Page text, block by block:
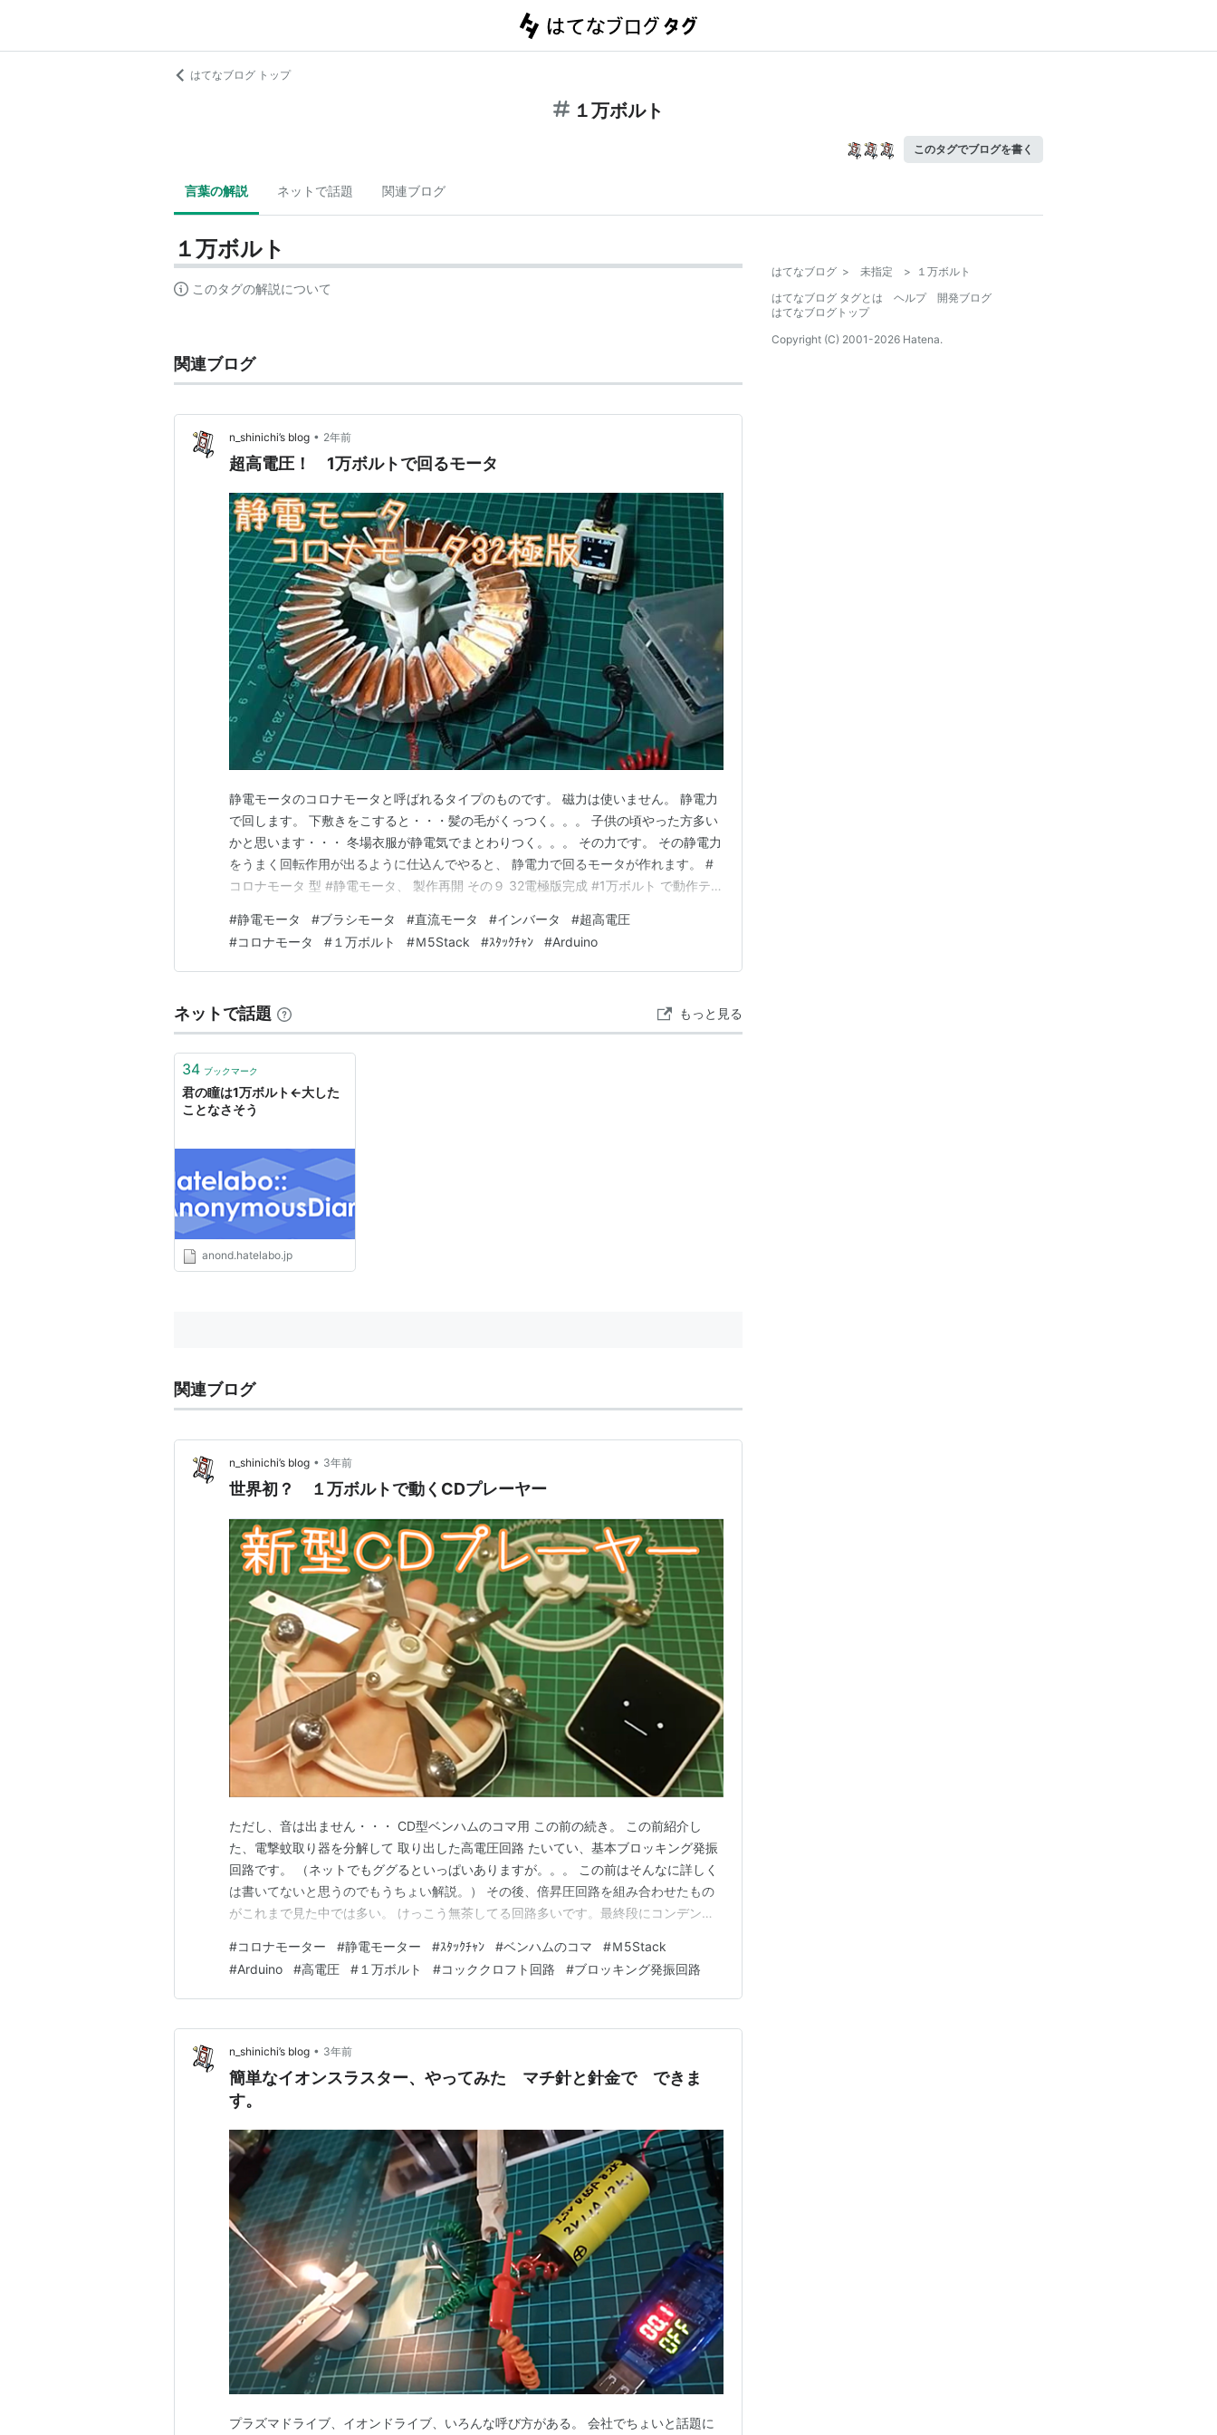
はてなブログ トップ
１万ボルト
このタグでブログを書く
言葉の解説 ネットで話題 関連ブログ
１万ボルト
このタグの解説について
関連ブログ
n_shinichi’s blog • 2年前
超高電圧！ 1万ボルトで回るモータ
静電モータのコロナモータと呼ばれるタイプのものです。 磁力は使いません。 静電力
で回します。 下敷きをこすると・・・髪の毛がくっつく。。。 子供の頃やった方多い
かと思います・・・ 冬場衣服が静電気でまとわりつく。。。 その力です。 その静電力
をうまく回転作用が出るように仕込んでやると、 静電力で回るモータが作れます。 #
コロナモータ 型 #静電モータ、 製作再開 その９ 32電極版完成 #1万ボルト で動作テス
く回る♪ #Ｍ5Stack #ｽﾀｯｸﾁｬﾝ #Arduino pic.twitter.com/NdQI…
#静電モータ #ブラシモータ #直流モータ #インバータ #超高電圧
#コロナモータ # １万ボルト #Ｍ5Stack #ｽﾀｯｸﾁｬﾝ #Arduino
ネットで話題 もっと見る
34 ブックマーク
君の瞳は1万ボルト←大した
ことなさそう
anond.hatelabo.jp
関連ブログ
n_shinichi’s blog • 3年前
世界初？ １万ボルトで動くCDプレーヤー
ただし、音は出ません・・・ CD型ベンハムのコマ用 この前の続き。 この前紹介し
た、電撃蚊取り器を分解して 取り出した高電圧回路 たいてい、基本ブロッキング発振
回路です。 （ネットでもググるといっぱいありますが。。。 この前はそんなに詳しく
は書いてないと思うのでもうちょい解説。） その後、倍昇圧回路を組み合わせたもの
がこれまで見た中では多い。 けっこう無茶してる回路多いです。最終段にコンデンサ
電回路が付いてないモノもある。 そういうのは電源OFFにして数分後でもフツーに感
電できてしまう。 ブロッキング発振回路の出力…
#コロナモーター #静電モーター #ｽﾀｯｸﾁｬﾝ #ベンハムのコマ #Ｍ5Stack
#Arduino #高電圧 # １万ボルト #コッククロフト回路 #ブロッキング発振回路
n_shinichi’s blog • 3年前
簡単なイオンスラスター、やってみた マチ針と針金で できま
す。
プラズマドライブ、イオンドライブ、いろんな呼び方がある。 会社でちょいと話題に
はてなブログ > 未指定 >
１万ボルト
はてなブログ タグとは
ヘルプ
開発ブログ
はてなブログトップ
Copyright (C) 2001-2026 Hatena.